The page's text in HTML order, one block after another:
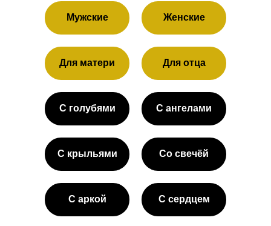
Мужские Женские
Для отца
Для матери
С ангелами
С голубями
Со свечёй
С сердцем
С аркой
С крыльями